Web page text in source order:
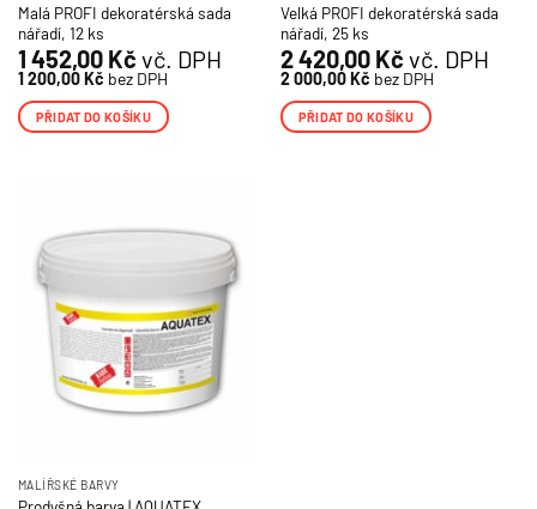
Malá PROFI dekoratérská sada
nářadí, 12 ks
1 452,00 Kč vč. DPH
1 200,00Kč bez DPH
PŘIDAT DO KOŠÍKU
Velká PROFI dekoratérská sada
nářadí, 25 ks
2 420,00 Kč vč. DPH
2 000,00Kč bez DPH
PŘIDAT DO KOŠÍKU
MALÍŘSKÉ BARVY